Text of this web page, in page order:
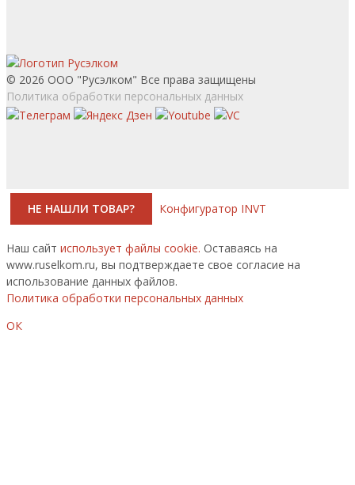
© 2026 ООО "Русэлком" Все права защищены
Политика обработки персональных данных
НЕ НАШЛИ ТОВАР? Конфигуратор INVT
Наш сайт использует файлы cookie. Оставаясь на
www.ruselkom.ru, вы подтверждаете свое согласие на
использование данных файлов.
Политика обработки персональных данных
ОК